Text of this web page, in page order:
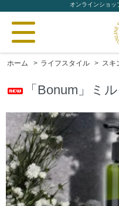
オンラインショッ
ホーム > ライフスタイル > スキ
「Bonum」ミ